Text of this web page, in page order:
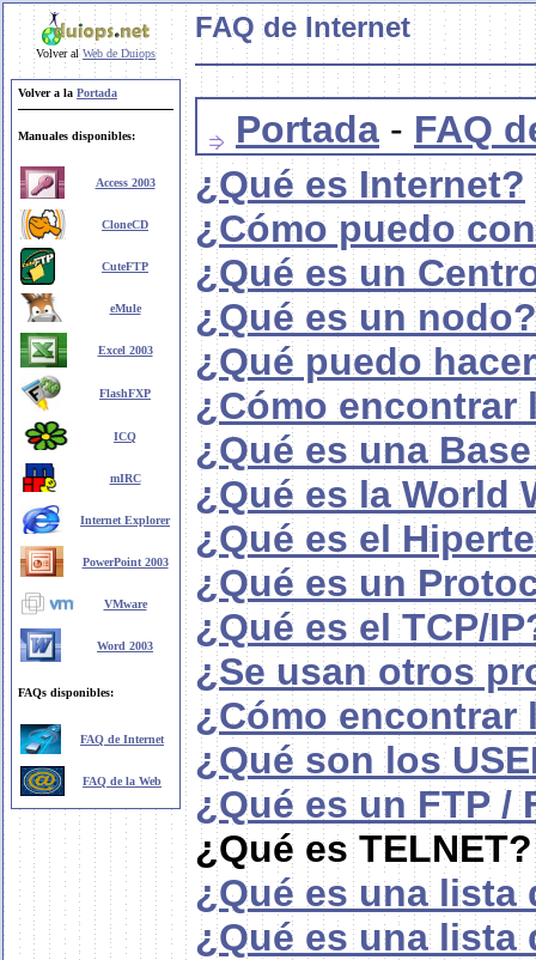
Volver alWeb de Duiops
Volver a la Portada
Manuales disponibles:
Access 2003
CloneCD
CuteFTP
eMule
Excel 2003
FlashFXP
ICQ
mIRC
Internet Explorer
PowerPoint 2003
VMware
Word 2003
FAQs disponibles:
FAQ de Internet
FAQ de la Web
FAQ de Internet
Portada - FAQ
¿Qué es Internet?
¿Cómo puedo
¿Qué es un
¿Qué es un nodo?
¿Qué puedo
¿Cómo encontrar
¿Qué es una
¿Qué es la World
¿Qué es el
¿Qué es un
¿Qué es el TCP/
¿Se usan otros
¿Cómo encontrar
¿Qué son los
¿Qué es un FTP /
¿Qué es TELNET?
¿Qué es una lista
¿Qué es una lista